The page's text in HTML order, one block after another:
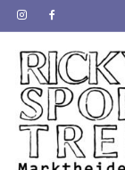
Zum
Inhalt
springen